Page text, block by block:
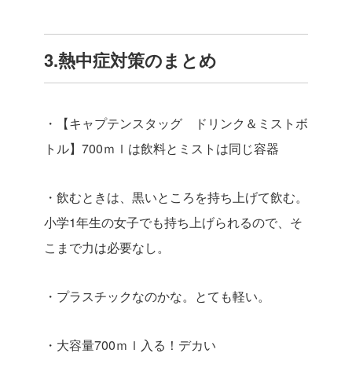
3.熱中症対策のまとめ
・
【キャプテンスタッグ ドリンク＆ミストボ
トル】700ｍｌは飲料とミストは同じ容器
・飲むときは、黒いところを持ち上げて飲む。
小学1年生の女子でも持ち上げられるので、そ
こまで力は必要なし。
・プラスチックなのかな。とても軽い。
・大容量700ｍｌ入る！デカい